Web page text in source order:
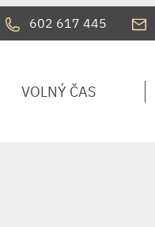
602 617 445
VOLNÝ ČAS